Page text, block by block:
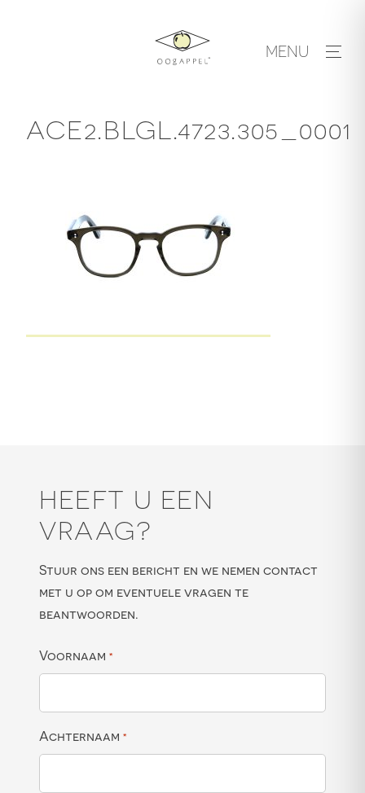
MENU
ACE2.BLGL.4723.305_0001
HEEFT U EEN
VRAAG?
Stuur ons een bericht en we nemen contact
met u op om eventuele vragen te
beantwoorden.
Voornaam *
Achternaam *